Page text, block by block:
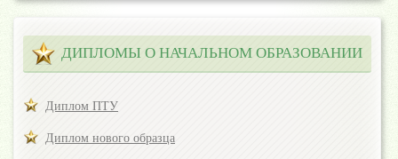
ДИПЛОМЫ О НАЧАЛЬНОМ ОБРАЗОВАНИИ
Диплом ПТУ
Диплом нового образца